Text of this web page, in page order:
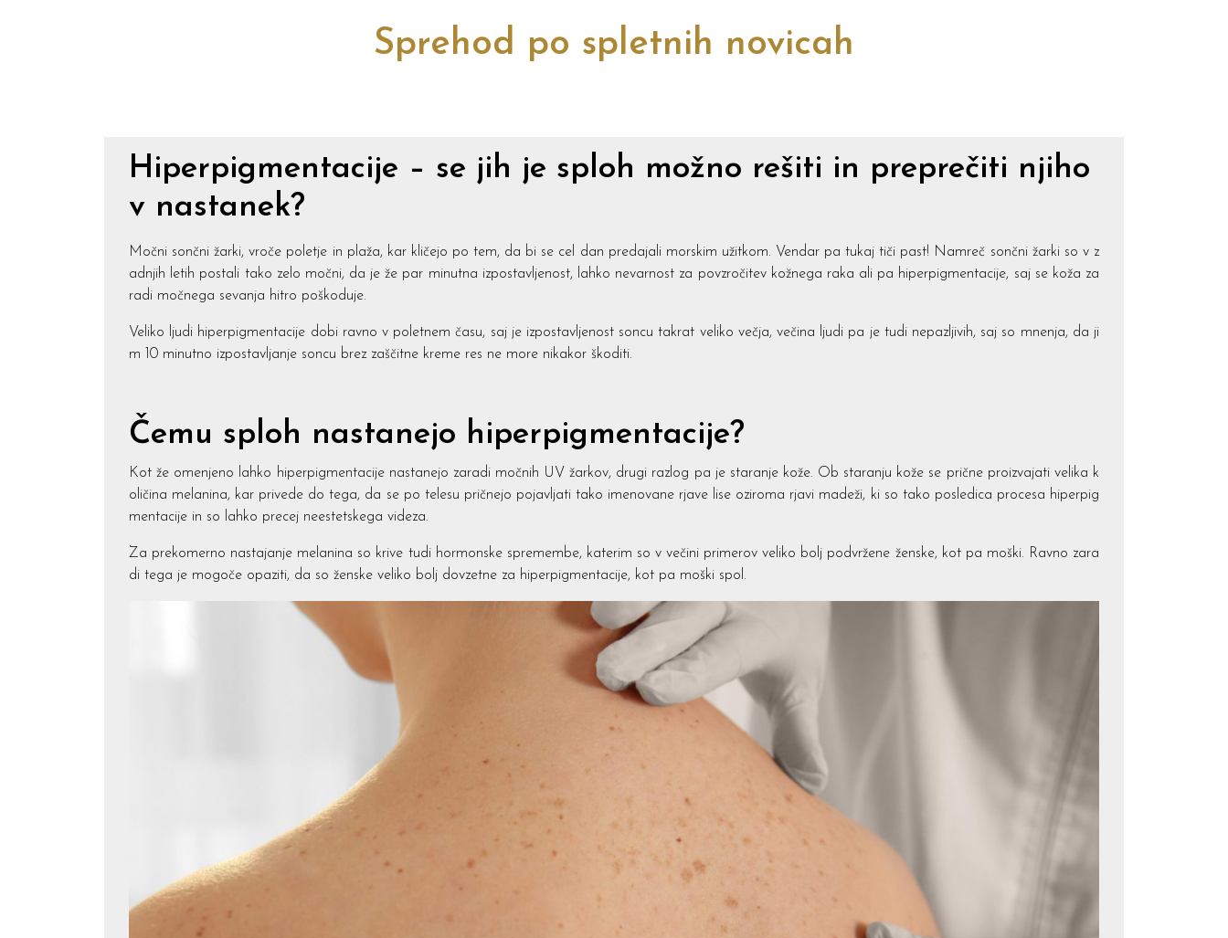
Sprehod po spletnih novicah
Hiperpigmentacije – se jih je sploh možno rešiti in preprečiti njiho
v nastanek?
Močni sončni žarki, vroče poletje in plaža, kar kličejo po tem, da bi se cel dan predajali morskim užitkom. Vendar pa tukaj tiči past! Namreč sončni žarki so v z
adnjih letih postali tako zelo močni, da je že par minutna izpostavljenost, lahko nevarnost za povzročitev kožnega raka ali pa hiperpigmentacije, saj se koža za
radi močnega sevanja hitro poškoduje.
Veliko ljudi hiperpigmentacije dobi ravno v poletnem času, saj je izpostavljenost soncu takrat veliko večja, večina ljudi pa je tudi nepazljivih, saj so mnenja, da ji
m 10 minutno izpostavljanje soncu brez zaščitne kreme res ne more nikakor škoditi.
Čemu sploh nastanejo hiperpigmentacije?
Kot že omenjeno lahko hiperpigmentacije nastanejo zaradi močnih UV žarkov, drugi razlog pa je staranje kože. Ob staranju kože se prične proizvajati velika k
oličina melanina, kar privede do tega, da se po telesu pričnejo pojavljati tako imenovane rjave lise oziroma rjavi madeži, ki so tako posledica procesa hiperpig
mentacije in so lahko precej neestetskega videza.
Za prekomerno nastajanje melanina so krive tudi hormonske spremembe, katerim so v večini primerov veliko bolj podvržene ženske, kot pa moški. Ravno zara
di tega je mogoče opaziti, da so ženske veliko bolj dovzetne za hiperpigmentacije, kot pa moški spol.